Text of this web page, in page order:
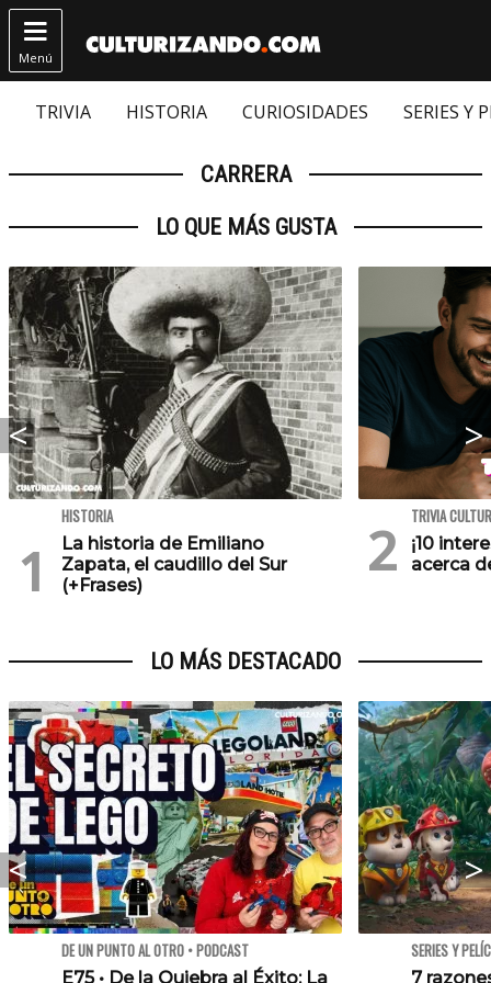

Menú
TRIVIA HISTORIA CURIOSIDADES SERIES Y
CARRERA
LO QUE MÁS GUSTA
HISTORIA
La historia de Emiliano
Zapata, el caudillo del Sur
(+Frases)
TRIVIA
¡10
acerca
LO MÁS DESTACADO
DE UN PUNTO AL OTRO • PODCAST
E75 • De la Quiebra al Éxito: La
SERIES Y
7